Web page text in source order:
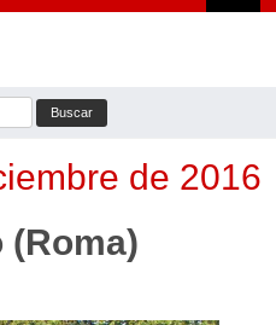
de 2016
(Roma)